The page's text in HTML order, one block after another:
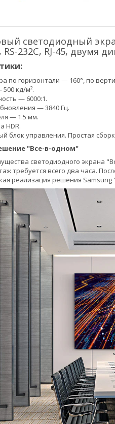
светодиодный
RS-232C, RJ-45,
по горизонтали — 160°, по
кд/м².
— 6000:1.
— 3840 Гц.
— 1.5 мм.
HDR.
блок управления. Простая
"Все-в-одном"
светодиодного экрана
требуется всего два часа.
реализация решения